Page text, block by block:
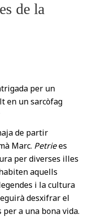
de la
per un
en un sarcòfag
de partir
Marc. Petriees
per diverses illes
aquells
i la cultura
desxifrar el
per a una bona vida.